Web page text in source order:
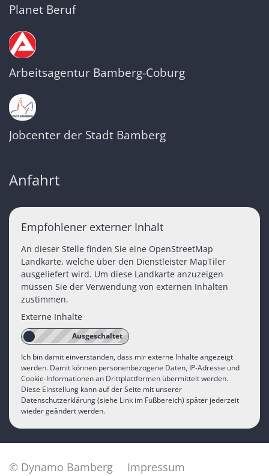
Planet Beruf
Arbeitsagentur Bamberg-Coburg
Jobcenter der Stadt Bamberg
Anfahrt
Empfohlener externer Inhalt
An dieser Stelle finden Sie eine OpenStreetMap
Landkarte, welche über den Dienstleister MapTiler
ausgeliefert wird. Um diese Landkarte anzuzeigen
müssen Sie der Verwendung von externen Inhalten
zustimmen.
Externe Inhalte
Ich bin damit einverstanden, dass mir externe Inhalte angezeigt
werden. Damit können personenbezogene Daten, IP-Adresse und
Cookie-Informationen an Drittplattformen übermittelt werden.
Diese Einstellung kann auf der Seite mit unserer
Datenschutzerklärung (siehe Link im Fußbereich) später jederzeit
wieder geändert werden.
© Dynamo Bamberg Impressum